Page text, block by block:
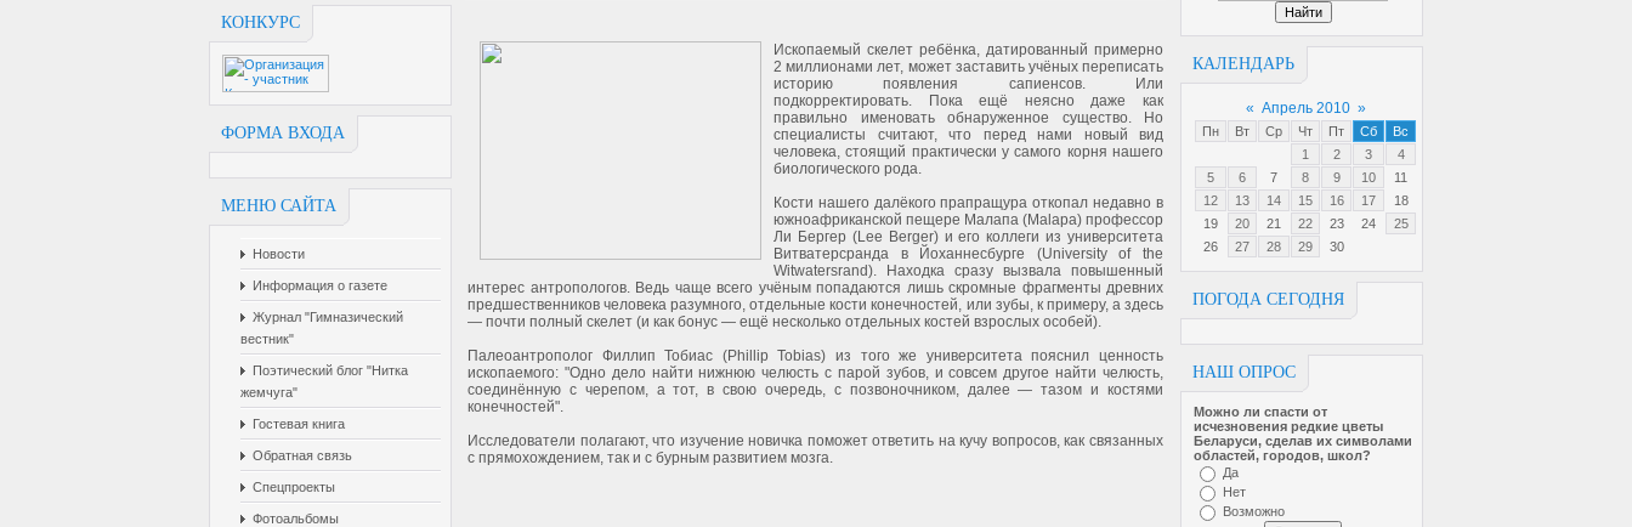
КОНКУРС
ФОРМА ВХОДА
МЕНЮ САЙТА
Новости
Информация о газете
Журнал "Гимназический
вестник"
Поэтический блог "Нитка
жемчуга"
Гостевая книга
Обратная связь
Спецпроекты
Фотоальбомы
КАЛЕНДАРЬ
« Апрель 2010 »
Пн Вт Ср Чт Пт Сб
Вс
1
2 3
4
5
6 7 8 9 10
11
12
13 14 15 16 17
18
19
20 21 22 23 24
25
26
27 28 29 30
ПОГОДА СЕГОДНЯ
НАШ ОПРОС
Можно ли спасти от
исчезновен­ия редкие цветы
Беларуси, сделав их символами
областей, городов, школ?
Да
Нет
Возможно
Ископаемый скелет ребёнка, датированный примерно
2 миллионами лет, может заставить учёных переписать
историю появления сапиенсов. Или
подкорректировать. Пока ещё неясно даже как
правильно именовать обнаруженное существо. Но
специалисты считают, что перед нами новый вид
человека, стоящий практически у самого корня нашего
биологического рода.
Кости нашего далёкого прапращура откопал недавно в
южноафриканской пещере Малапа (Malapa) профессор
Ли Бергер (Lee Berger) и его коллеги из университета
Витватерсранда в Йоханнесбурге (University of the
Witwatersrand). Находка сразу вызвала повышенный
интерес антропологов. Ведь чаще всего учёным попадаются лишь скромные фрагменты древних
предшественников человека разумного, отдельные кости конечностей, или зубы, к примеру, а здесь
— почти полный скелет (и как бонус — ещё несколько отдельных костей взрослых особей).
Палеоантрополог Филлип Тобиас (Phillip Tobias) из того же университета пояснил ценность
ископаемого: "Одно дело найти нижнюю челюсть с парой зубов, и совсем другое найти челюсть,
соединённую с черепом, а тот, в свою очередь, с позвоночником, далее — тазом и костями
конечностей".
Исследователи полагают, что изучение новичка поможет ответить на кучу вопросов, как связанных
с прямохождением, так и с бурным развитием мозга.